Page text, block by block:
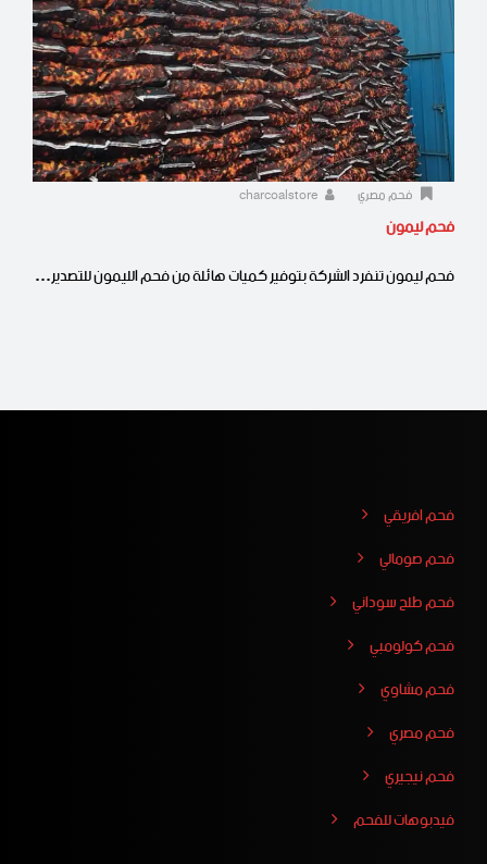
فحم مصري
فحم ليمون
فحم ليمون تنفرد الشركة بتوفير كميات هائلة من فحم الليمون للتصدير…
فحم افريقي
فحم صومالي
فحم طلح سوداني
فحم كولومبي
فحم مشاوي
فحم مصري
فحم نيجيري
فيدبوهات للفحم